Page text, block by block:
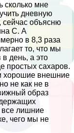
сколько мне
дневную
сейчас объясню
С. А
в 8,3 раза
то, что мы
день, а это
простых сахаров.
хорошие внешние
не как не в
образ
все лишние
чего мы не